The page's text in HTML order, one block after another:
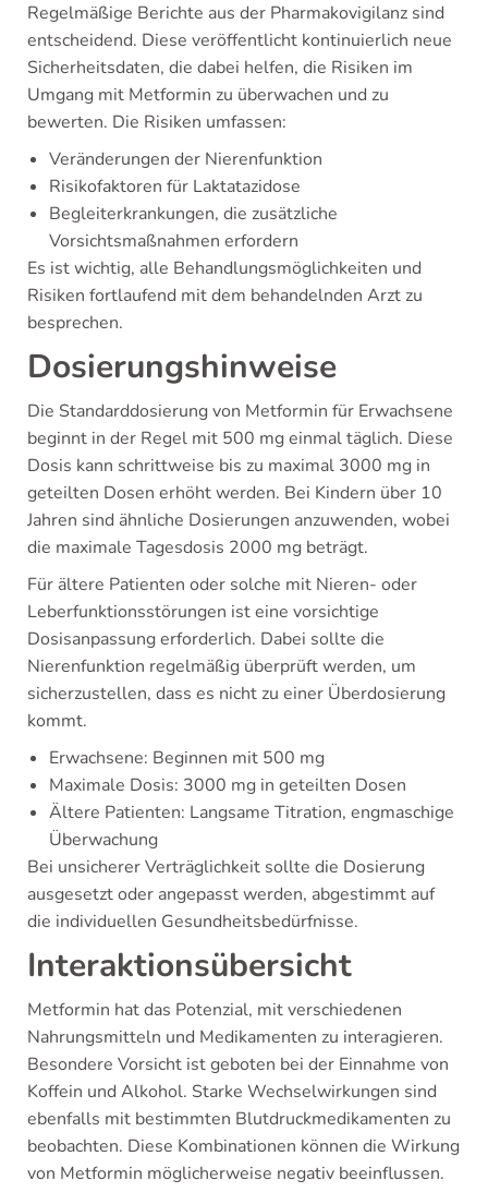
Regelmäßige Berichte aus der Pharmakovigilanz sind
entscheidend. Diese veröffentlicht kontinuierlich neue
Sicherheitsdaten, die dabei helfen, die Risiken im
Umgang mit Metformin zu überwachen und zu
bewerten. Die Risiken umfassen:
Veränderungen der Nierenfunktion
Risikofaktoren für Laktatazidose
Begleiterkrankungen, die zusätzliche
Vorsichtsmaßnahmen erfordern
Es ist wichtig, alle Behandlungsmöglichkeiten und
Risiken fortlaufend mit dem behandelnden Arzt zu
besprechen.
Dosierungshinweise
Die Standarddosierung von Metformin für Erwachsene
beginnt in der Regel mit 500 mg einmal täglich. Diese
Dosis kann schrittweise bis zu maximal 3000 mg in
geteilten Dosen erhöht werden. Bei Kindern über 10
Jahren sind ähnliche Dosierungen anzuwenden, wobei
die maximale Tagesdosis 2000 mg beträgt.
Für ältere Patienten oder solche mit Nieren- oder
Leberfunktionsstörungen ist eine vorsichtige
Dosisanpassung erforderlich. Dabei sollte die
Nierenfunktion regelmäßig überprüft werden, um
sicherzustellen, dass es nicht zu einer Überdosierung
kommt.
Erwachsene: Beginnen mit 500 mg
Maximale Dosis: 3000 mg in geteilten Dosen
Ältere Patienten: Langsame Titration, engmaschige
Überwachung
Bei unsicherer Verträglichkeit sollte die Dosierung
ausgesetzt oder angepasst werden, abgestimmt auf
die individuellen Gesundheitsbedürfnisse.
Interaktionsübersicht
Metformin hat das Potenzial, mit verschiedenen
Nahrungsmitteln und Medikamenten zu interagieren.
Besondere Vorsicht ist geboten bei der Einnahme von
Koffein und Alkohol. Starke Wechselwirkungen sind
ebenfalls mit bestimmten Blutdruckmedikamenten zu
beobachten. Diese Kombinationen können die Wirkung
von Metformin möglicherweise negativ beeinflussen.